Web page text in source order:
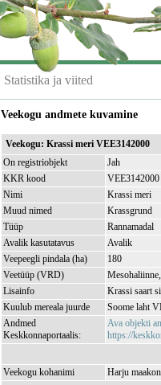
Statistika ja viited
Veekogu andmete kuvamine
Veekogu: Krassi meri VEE3142000
On registriobjekt
Jah
KKR kood
VEE3142000
Nimi
Krassi meri
Muud nimed
Krassgrund
Tüüp
Rannamadal
Avalik kasutatavus
Avalik
Veepeegli pindala (ha)
180
Veetüüp (VRD)
Lisainfo
Krassi saart
Kuulub mereala juurde
Soome laht
Andmed
Keskkonnaportaalis:
Ava objekti
https://
Veekogu kohanimi Harju